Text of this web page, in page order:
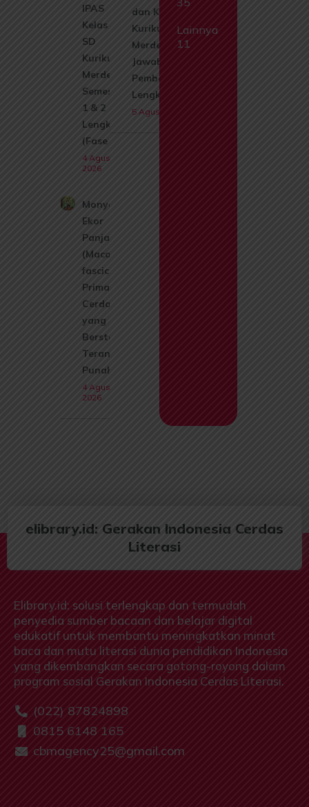
IPAS
Kelas 1
SD
Kurikulum
Merdeka
Semester
1 & 2
Lengkap
(Fase A)
4 Agustus
2026
Monyet
Ekor
Panjang
(Macaca
fascicularis):
Primata
Cerdas
yang Kini
Berstatus
Terancam
Punah
4 Agustus
2026
dan Kerabat
Kurikulum
Merdeka +
Jawaban &
Pembahasan
Lengkap
5 Agustus 2026
Lainnya
11
elibrary.id: Gerakan Indonesia Cerdas
Literasi
Elibrary.id: solusi terlengkap dan termudah
penyedia sumber bacaan dan belajar digital
edukatif untuk membantu meningkatkan minat
baca dan mutu literasi dunia pendidikan Indonesia
yang dikembangkan secara gotong-royong dalam
program sosial Gerakan Indonesia Cerdas Literasi.
(022) 87824898
0815 6148 165
cbmagency25@gmail.com